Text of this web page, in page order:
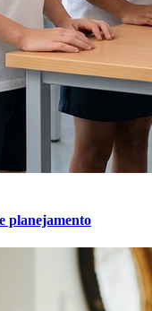
planejamento